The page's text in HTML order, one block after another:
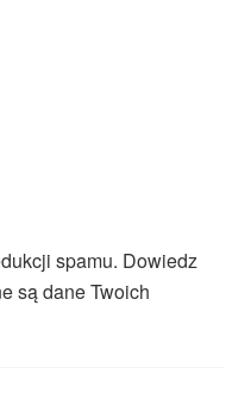
spamu. Dowiedz
są dane Twoich